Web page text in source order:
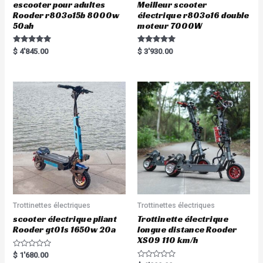
escooter pour adultes
Rooder r803o15b 8000w
50ah
Rated
5.00
$ 4'845.00
Meilleur scooter
électrique r803o16 double
moteur 7000W
Rated
5.00
$ 3'930.00
Trottinettes électriques
scooter électrique pliant
Rooder gt01s 1650w 20a
R
a
$ 1'680.00
Trottinettes électriques
Trottinette électrique
longue distance Rooder
XS09 110 km/h